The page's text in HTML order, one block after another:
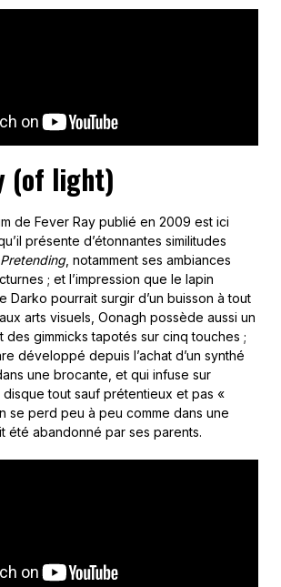
(of light)
de Fever Ray publié en 2009 est ici
présente d’étonnantes similitudes
, notamment ses ambiances
; et l’impression que le lapin
Darko pourrait surgir d’un buisson à tout
arts visuels, Oonagh possède aussi un
des gimmicks tapotés sur cinq touches ;
développé depuis l’achat d’un synthé
une brocante, et qui infuse sur
disque tout sauf prétentieux et pas «
se perd peu à peu comme dans une
été abandonné par ses parents.